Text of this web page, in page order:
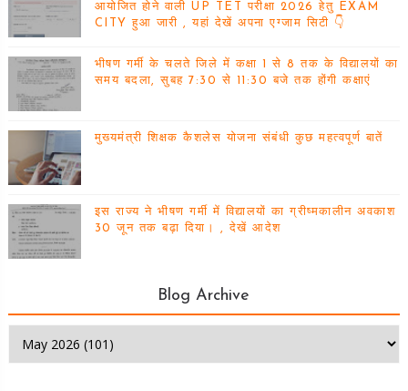
आयोजित होने वाली UP TET परीक्षा 2026 हेतु EXAM
CITY हुआ जारी , यहां देखें अपना एग्जाम सिटी 👇
भीषण गर्मी के चलते जिले में कक्षा 1 से 8 तक के विद्यालयों का
समय बदला, सुबह 7:30 से 11:30 बजे तक होंगी कक्षाएं
मुख्यमंत्री शिक्षक कैशलेस योजना संबंधी कुछ महत्वपूर्ण बातें
इस राज्य ने भीषण गर्मी में विद्यालयों का ग्रीष्मकालीन अवकाश
30 जून तक बढ़ा दिया। , देखें आदेश
Blog Archive